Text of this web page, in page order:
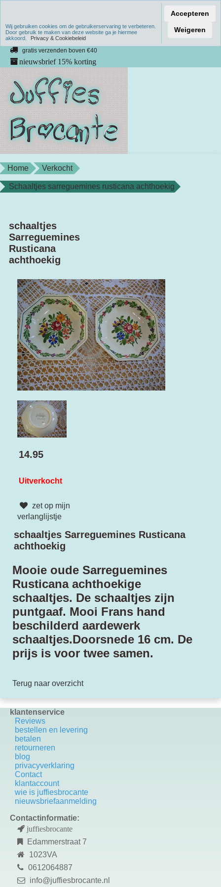
Verzenden binnen 1 werkdag
unieke producten
gratis verzenden boven €40
nieuwsbrief 15% korting
Home Verkocht
Schaaltjes sarreguemines rusticana achthoekig
schaaltjes
Sarreguemines
Rusticana
achthoekig
14.95
Uitverkocht
zet op mijn
verlanglijstje
schaaltjes Sarreguemines Rusticana
achthoekig
Mooie oude Sarreguemines
Rusticana achthoekige
schaaltjes. De schaaltjes zijn
puntgaaf. Mooi Frans hand
beschilderd aardewerk
schaaltjes.Doorsnede 16 cm. De
prijs is voor twee samen.
Terug naar overzicht
klantenservice
Reviews
bestellen en levering
betalen
retourneren
blog
privacyverklaring
Contact
k lantaccount
wie is juffiesbrocante
nieuwsbriefaanmelding
Contactinformatie:
juffiesbrocante
Edammerstraat 7
1023VA
0612064887
info@juffiesbrocante.nl
Wij gebruiken cookies om de gebruikerservaring te verbeteren.
Door gebruik te maken van deze website ga je hiermee
akkoord.
Privacy & Cookiebeleid
Accepteren
Weigeren